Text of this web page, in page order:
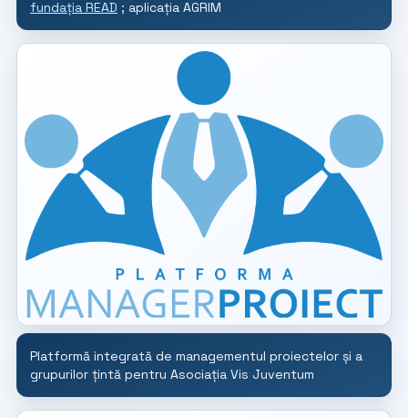
fundația READ ; aplicația AGRIM
Platformă integrată de managementul proiectelor și a
grupurilor țintă pentru Asociația Vis Juventum